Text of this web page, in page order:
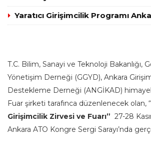
Yaratıcı Girişimcilik Programı
T.C. Bilim, Sanayi ve Teknoloji Bakanlığı,
Yönetişim Derneği (GGYD), Ankara
Destekleme Derneği (ANGİKAD)
Fuar şirketi tarafınca düzenlenecek olan, “
Girişimcilik Zirvesi ve Fuarı” 27-28
Ankara ATO Kongre Sergi Sarayı’nda